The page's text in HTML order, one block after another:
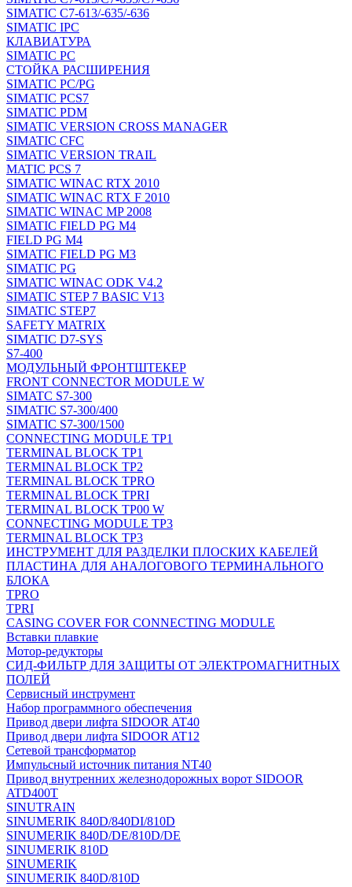
SIMATIC C7-613/-635/-636
SIMATIC IPC
КЛАВИАТУРА
SIMATIC PC
СТОЙКА РАСШИРЕНИЯ
SIMATIC PC/PG
SIMATIC PCS7
SIMATIC PDM
SIMATIC VERSION CROSS MANAGER
SIMATIC CFC
SIMATIC VERSION TRAIL
MATIC PCS 7
SIMATIC WINAC RTX 2010
SIMATIC WINAC RTX F 2010
SIMATIC WINAC MP 2008
SIMATIC FIELD PG M4
FIELD PG M4
SIMATIC FIELD PG M3
SIMATIC PG
SIMATIC WINAC ODK V4.2
SIMATIC STEP 7 BASIC V13
SIMATIC STEP7
SAFETY MATRIX
SIMATIC D7-SYS
S7-400
МОДУЛЬНЫЙ ФРОНТШТЕКЕР
FRONT CONNECTOR MODULE W
SIMATC S7-300
SIMATIC S7-300/400
SIMATIC S7-300/1500
CONNECTING MODULE TP1
TERMINAL BLOCK TP1
TERMINAL BLOCK TP2
TERMINAL BLOCK TPRO
TERMINAL BLOCK TPRI
TERMINAL BLOCK TP00 W
CONNECTING MODULE TP3
TERMINAL BLOCK TP3
ИНСТРУМЕНТ ДЛЯ РАЗДЕЛКИ ПЛОСКИХ КАБЕЛЕЙ
ПЛАСТИНА ДЛЯ АНАЛОГОВОГО ТЕРМИНАЛЬНОГО
БЛОКА
TPRO
TPRI
CASING COVER FOR CONNECTING MODULE
Вставки плавкие
Мотор-редукторы
СИД-ФИЛЬТР ДЛЯ ЗАЩИТЫ ОТ ЭЛЕКТРОМАГНИТНЫХ
ПОЛЕЙ
Сервисный инструмент
Набор программного обеспечения
Привод двери лифта SIDOOR AT40
Привод двери лифта SIDOOR AT12
Сетевой трансформатор
Импульсный источник питания NT40
Привод внутренних железнодорожных ворот SIDOOR
ATD400T
SINUTRAIN
SINUMERIK 840D/840DI/810D
SINUMERIK 840D/DE/810D/DE
SINUMERIK 810D
SINUMERIK
SINUMERIK 840D/810D